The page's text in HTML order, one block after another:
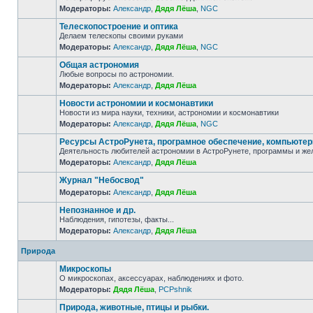
Модераторы: Александр Дядя Лёша NGC
Телескопостроение и оптика
Делаем телескопы своими руками
Модераторы: Александр Дядя Лёша NGC
Общая астрономия
Любые вопросы по астрономии.
Модераторы: Александр Дядя Лёша
Новости астрономии и космонавтики
Новости из мира науки, техники, астрономии и космонавтики
Модераторы: Александр Дядя Лёша NGC
Ресурсы АстроРунета, програмное обеспечение,
Деятельность любителей астрономии в АстроРунете, программы и
Модераторы: Александр Дядя Лёша
Журнал "Небосвод"
Модераторы: Александр Дядя Лёша
Непознанное и др.
Наблюдения, гипотезы, факты...
Модераторы: Александр Дядя Лёша
Природа
Микроскопы
О микроскопах, аксессуарах, наблюдениях и фото.
Модераторы: Дядя Лёша PCPshnik
Природа, животные, птицы и рыбки.